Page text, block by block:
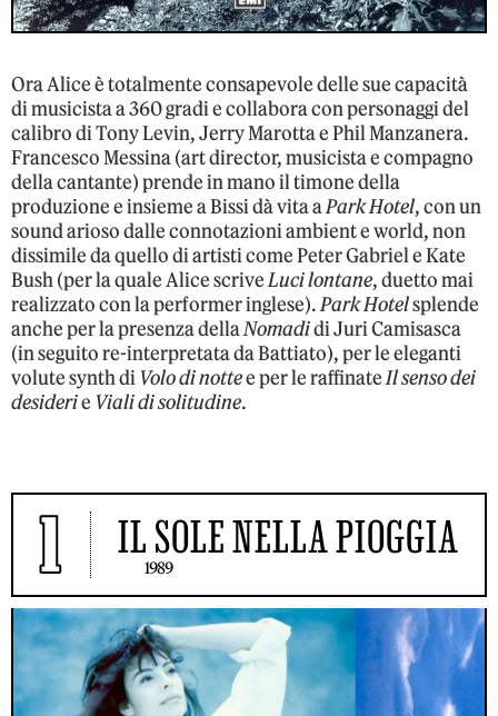
Ora Alice è totalmente consapevole delle sue capacità
di musicista a 360 gradi e collabora con personaggi del
calibro di Tony Levin, Jerry Marotta e Phil Manzanera.
Francesco Messina (art director, musicista e compagno
della cantante) prende in mano il timone della
produzione e insieme a Bissi dà vita aPark Hotel, con un
sound arioso dalle connotazioni ambient e world, non
dissimile da quello di artisti come Peter Gabriel e Kate
Bush (per la quale Alice scriveLuci lontane, duetto mai
realizzato con la performer inglese).Park Hotelsplende
anche per la presenza dellaNomadidi Juri Camisasca
(in seguito re-interpretata da Battiato), per le eleganti
volute synth di Volo di nottee per le raffinateIl senso dei
desiderie Viali di solitudine.
1 IL SOLE NELLA PIOGGIA
1989